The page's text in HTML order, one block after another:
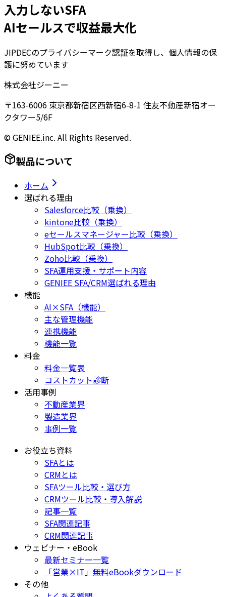
入力しないSFA
AIセールスで収益最大化
JIPDECのプライバシーマーク認証を取得し、個人情報の保
護に努めています
株式会社ジーニー
〒163-6006 東京都新宿区西新宿6-8-1 住友不動産新宿オー
クタワー5/6F
© GENIEE.inc. All Rights Reserved.
製品について
ホーム
選ばれる理由
Salesforce比較（乗換）
kintone比較（乗換）
eセールスマネージャー比較（乗換）
HubSpot比較（乗換）
Zoho比較（乗換）
SFA運用支援・サポート内容
GENIEE SFA/CRM選ばれる理由
機能
AI×SFA（機能）
主な管理機能
連携機能
機能一覧
料金
料金一覧表
コストカット診断
活用事例
不動産業界
製造業界
事例一覧
お役立ち資料
SFAとは
CRMとは
SFAツール比較・選び方
CRMツール比較・導入解説
記事一覧
SFA関連記事
CRM関連記事
ウェビナー・eBook
最新セミナー一覧
「営業×IT」無料eBookダウンロード
その他